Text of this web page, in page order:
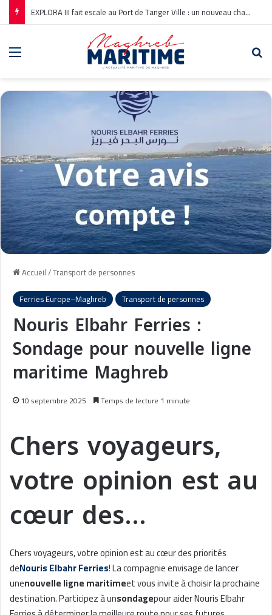
EXPLORA III fait escale au Port de Tanger Ville : un nouveau chapitre pour la croisière en Méditerranée
Accueil/Transport de personnes
Ferries Europe–Maghreb
Transport de personnes
Nouris Elbahr Ferries :
Sondage pour nouvelle ligne
maritime Maghreb
10 septembre 2025 Temps de lecture 1 minute
Chers voyageurs,
votre opinion est au
cœur des…
Chers voyageurs, votre opinion est au cœur des priorités
deNouris Elbahr Ferries! La compagnie envisage de lancer
unenouvelle ligne maritimeet vous invite à choisir la prochaine
destination. Participez à unsondagepour aider Nouris Elbahr